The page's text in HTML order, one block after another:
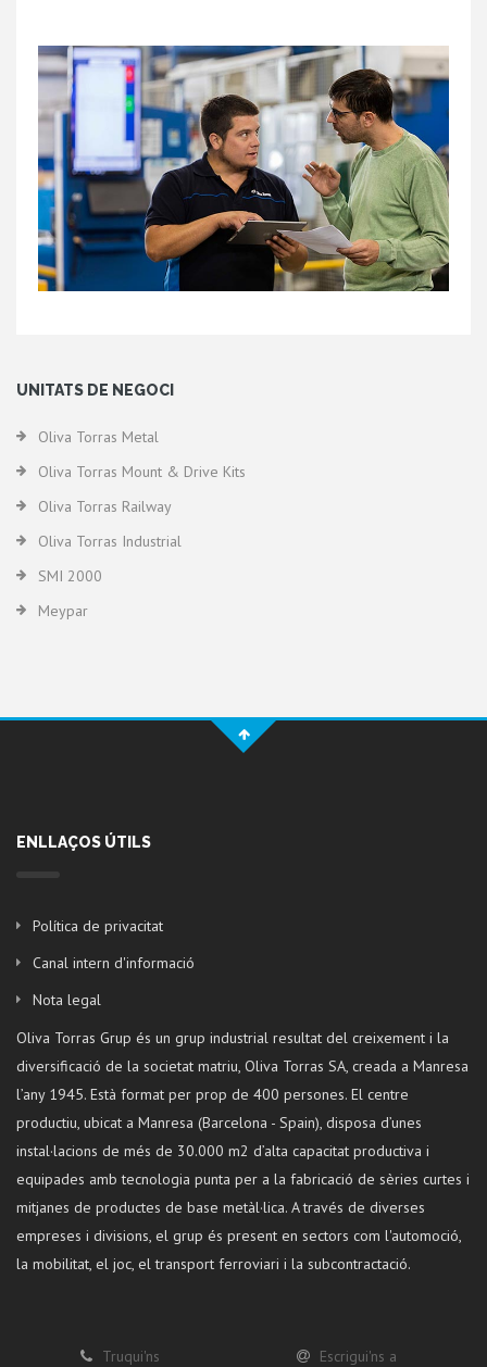
UNITATS DE NEGOCI
Oliva Torras Metal
Oliva Torras Mount & Drive Kits
Oliva Torras Railway
Oliva Torras Industrial
SMI 2000
Meypar
ENLLAÇOS ÚTILS
Política de privacitat
Canal intern d'informació
Nota legal
Oliva Torras Grup és un grup industrial resultat del creixement i la
diversificació de la societat matriu, Oliva Torras SA, creada a Manresa
l’any 1945. Està format per prop de 400 persones. El centre
productiu, ubicat a Manresa (Barcelona - Spain), disposa d’unes
instal·lacions de més de 30.000 m2 d’alta capacitat productiva i
equipades amb tecnologia punta per a la fabricació de sèries curtes i
mitjanes de productes de base metàl·lica. A través de diverses
empreses i divisions, el grup és present en sectors com l'automoció,
la mobilitat, el joc, el transport ferroviari i la subcontractació.
Truqui'ns Escrigui'ns a